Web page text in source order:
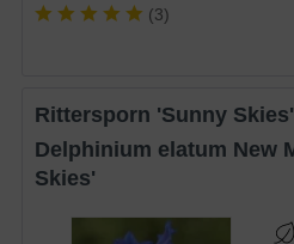
(3)
Rittersporn 'Sunny Skies'
Delphinium elatum New Millenium F1 'Sunny
Skies'